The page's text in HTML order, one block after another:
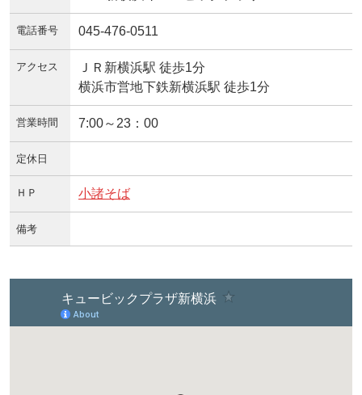
電話番号 045-476-0511
アクセス
ＪＲ新横浜駅 徒歩1分
横浜市営地下鉄新横浜駅 徒歩1分
営業時間 7:00～23：00
定休日
ＨＰ 小諸そば
備考